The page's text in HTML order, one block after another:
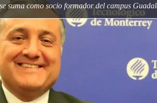
se suma como socio formador del campus